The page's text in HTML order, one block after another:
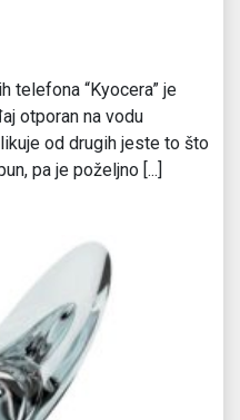
telefona “Kyocera” je
otporan na vodu
od drugih jeste to što
pa je poželjno [...]